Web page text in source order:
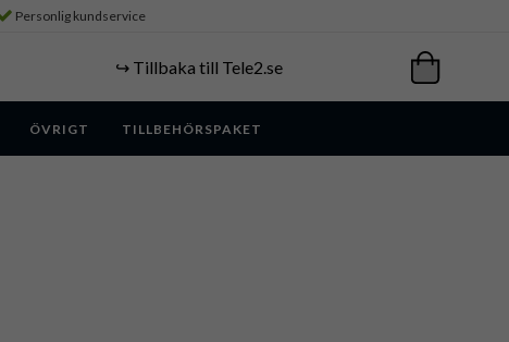
Personlig kundservice
↪️ Tillbaka till Tele2.se
ÖVRIGT TILLBEHÖRSPAKET